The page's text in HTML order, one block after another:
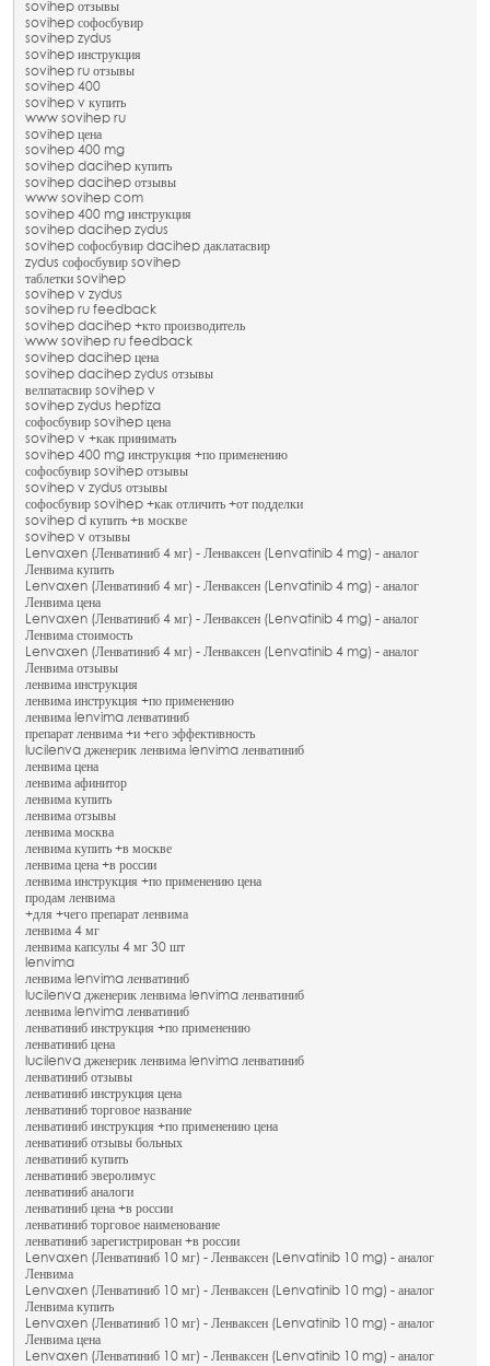
sovihep отзывы
sovihep софосбувир
sovihep zydus
sovihep инструкция
sovihep ru отзывы
sovihep 400
sovihep v купить
www sovihep ru
sovihep цена
sovihep 400 mg
sovihep dacihep купить
sovihep dacihep отзывы
www sovihep com
sovihep 400 mg инструкция
sovihep dacihep zydus
sovihep софосбувир dacihep даклатасвир
zydus софосбувир sovihep
таблетки sovihep
sovihep v zydus
sovihep ru feedback
sovihep dacihep +кто производитель
www sovihep ru feedback
sovihep dacihep цена
sovihep dacihep zydus отзывы
велпатасвир sovihep v
sovihep zydus heptiza
софосбувир sovihep цена
sovihep v +как принимать
sovihep 400 mg инструкция +по применению
софосбувир sovihep отзывы
sovihep v zydus отзывы
софосбувир sovihep +как отличить +от подделки
sovihep d купить +в москве
sovihep v отзывы
Lenvaxen (Ленватиниб 4 мг) - Ленваксен (Lenvatinib 4 mg) - аналог
Ленвима купить
Lenvaxen (Ленватиниб 4 мг) - Ленваксен (Lenvatinib 4 mg) - аналог
Ленвима цена
Lenvaxen (Ленватиниб 4 мг) - Ленваксен (Lenvatinib 4 mg) - аналог
Ленвима стоимость
Lenvaxen (Ленватиниб 4 мг) - Ленваксен (Lenvatinib 4 mg) - аналог
Ленвима отзывы
ленвима инструкция
ленвима инструкция +по применению
ленвима lenvima ленватиниб
препарат ленвима +и +его эффективность
lucilenva дженерик ленвима lenvima ленватиниб
ленвима цена
ленвима афинитор
ленвима купить
ленвима отзывы
ленвима москва
ленвима купить +в москве
ленвима цена +в россии
ленвима инструкция +по применению цена
продам ленвима
+для +чего препарат ленвима
ленвима 4 мг
ленвима капсулы 4 мг 30 шт
lenvima
ленвима lenvima ленватиниб
lucilenva дженерик ленвима lenvima ленватиниб
ленвима lenvima ленватиниб
ленватиниб инструкция +по применению
ленватиниб цена
lucilenva дженерик ленвима lenvima ленватиниб
ленватиниб отзывы
ленватиниб инструкция цена
ленватиниб торговое название
ленватиниб инструкция +по применению цена
ленватиниб отзывы больных
ленватиниб купить
ленватиниб эверолимус
ленватиниб аналоги
ленватиниб цена +в россии
ленватиниб торговое наименование
ленватиниб зарегистрирован +в россии
Lenvaxen (Ленватиниб 10 мг) - Ленваксен (Lenvatinib 10 mg) - аналог
Ленвима
Lenvaxen (Ленватиниб 10 мг) - Ленваксен (Lenvatinib 10 mg) - аналог
Ленвима купить
Lenvaxen (Ленватиниб 10 мг) - Ленваксен (Lenvatinib 10 mg) - аналог
Ленвима цена
Lenvaxen (Ленватиниб 10 мг) - Ленваксен (Lenvatinib 10 mg) - аналог